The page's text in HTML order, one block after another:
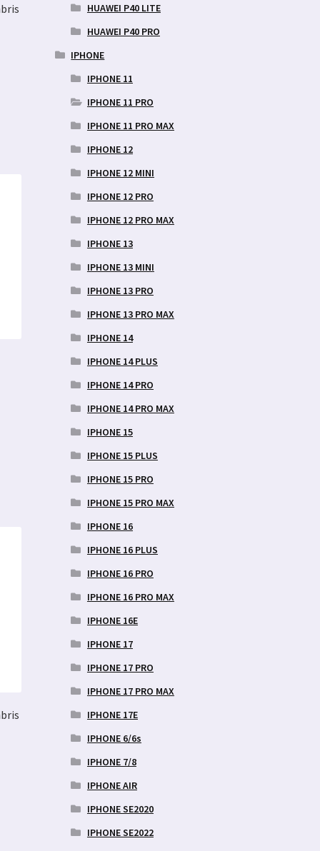
HUAWEI P40 LITE
HUAWEI P40 PRO
IPHONE
IPHONE 11
IPHONE 11 PRO
IPHONE 11 PRO MAX
IPHONE 12
IPHONE 12 MINI
IPHONE 12 PRO
IPHONE 12 PRO MAX
IPHONE 13
IPHONE 13 MINI
IPHONE 13 PRO
IPHONE 13 PRO MAX
IPHONE 14
IPHONE 14 PLUS
IPHONE 14 PRO
IPHONE 14 PRO MAX
IPHONE 15
IPHONE 15 PLUS
IPHONE 15 PRO
IPHONE 15 PRO MAX
IPHONE 16
IPHONE 16 PLUS
IPHONE 16 PRO
IPHONE 16 PRO MAX
IPHONE 16E
IPHONE 17
IPHONE 17 PRO
IPHONE 17 PRO MAX
IPHONE 17E
IPHONE 6/6s
IPHONE 7/8
IPHONE AIR
IPHONE SE2020
IPHONE SE2022